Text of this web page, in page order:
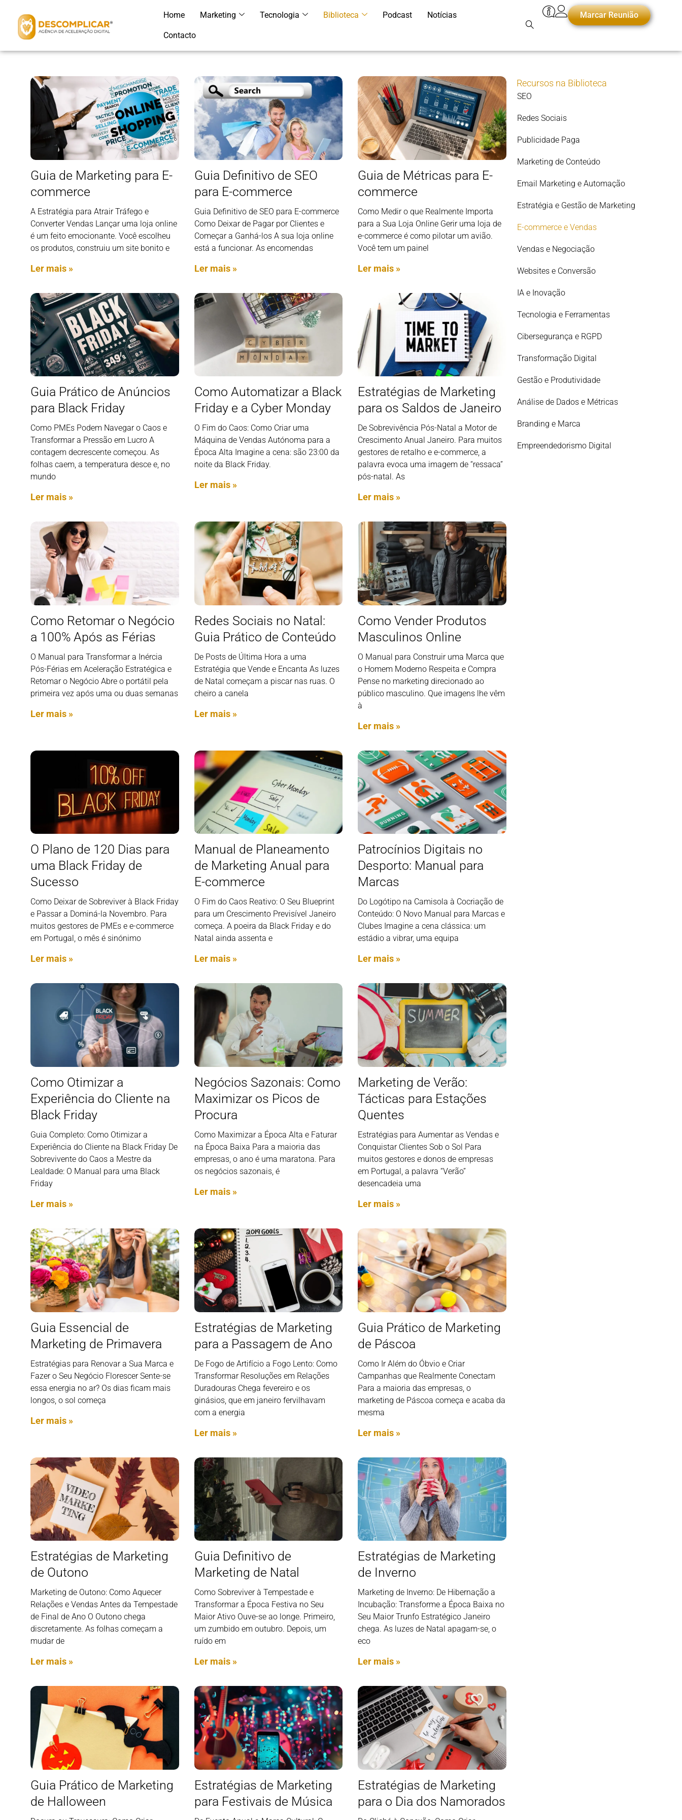
Home Marketing Tecnologia Biblioteca Podcast Notícias
Contacto
Marcar Reunião
Guia de Marketing para E-
commerce
A Estratégia para Atrair Tráfego e
Converter Vendas Lançar uma loja online
é um feito emocionante. Você escolheu
os produtos, construiu um site bonito e
Ler mais »
Guia Definitivo de SEO
para E-commerce
Guia Definitivo de SEO para E-commerce
Como Deixar de Pagar por Clientes e
Começar a Ganhá-los A sua loja online
está a funcionar. As encomendas
Ler mais »
Guia de Métricas para E-
commerce
Como Medir o que Realmente Importa
para a Sua Loja Online Gerir uma loja de
e-commerce é como pilotar um avião.
Você tem um painel
Ler mais »
Guia Prático de Anúncios
para Black Friday
Como PMEs Podem Navegar o Caos e
Transformar a Pressão em Lucro A
contagem decrescente começou. As
folhas caem, a temperatura desce e, no
mundo
Ler mais »
Como Automatizar a Black
Friday e a Cyber Monday
O Fim do Caos: Como Criar uma
Máquina de Vendas Autónoma para a
Época Alta Imagine a cena: são 23:00 da
noite da Black Friday.
Ler mais »
Estratégias de Marketing
para os Saldos de Janeiro
De Sobrevivência Pós-Natal a Motor de
Crescimento Anual Janeiro. Para muitos
gestores de retalho e e-commerce, a
palavra evoca uma imagem de “ressaca”
pós-natal. As
Ler mais »
Como Retomar o Negócio
a 100% Após as Férias
O Manual para Transformar a Inércia
Pós-Férias em Aceleração Estratégica e
Retomar o Negócio Abre o portátil pela
primeira vez após uma ou duas semanas
Ler mais »
Redes Sociais no Natal:
Guia Prático de Conteúdo
De Posts de Última Hora a uma
Estratégia que Vende e Encanta As luzes
de Natal começam a piscar nas ruas. O
cheiro a canela
Ler mais »
Como Vender Produtos
Masculinos Online
O Manual para Construir uma Marca que
o Homem Moderno Respeita e Compra
Pense no marketing direcionado ao
público masculino. Que imagens lhe vêm
à
Ler mais »
O Plano de 120 Dias para
uma Black Friday de
Sucesso
Como Deixar de Sobreviver à Black Friday
e Passar a Dominá-la Novembro. Para
muitos gestores de PMEs e e-commerce
em Portugal, o mês é sinónimo
Ler mais »
Manual de Planeamento
de Marketing Anual para
E-commerce
O Fim do Caos Reativo: O Seu Blueprint
para um Crescimento Previsível Janeiro
começa. A poeira da Black Friday e do
Natal ainda assenta e
Ler mais »
Patrocínios Digitais no
Desporto: Manual para
Marcas
Do Logótipo na Camisola à Cocriação de
Conteúdo: O Novo Manual para Marcas e
Clubes Imagine a cena clássica: um
estádio a vibrar, uma equipa
Ler mais »
Como Otimizar a
Experiência do Cliente na
Black Friday
Guia Completo: Como Otimizar a
Experiência do Cliente na Black Friday De
Sobrevivente do Caos a Mestre da
Lealdade: O Manual para uma Black
Friday
Ler mais »
Negócios Sazonais: Como
Maximizar os Picos de
Procura
Como Maximizar a Época Alta e Faturar
na Época Baixa Para a maioria das
empresas, o ano é uma maratona. Para
os negócios sazonais, é
Ler mais »
Marketing de Verão:
Tácticas para Estações
Quentes
Estratégias para Aumentar as Vendas e
Conquistar Clientes Sob o Sol Para
muitos gestores e donos de empresas
em Portugal, a palavra “Verão”
desencadeia uma
Ler mais »
Guia Essencial de
Marketing de Primavera
Estratégias para Renovar a Sua Marca e
Fazer o Seu Negócio Florescer Sente-se
essa energia no ar? Os dias ficam mais
longos, o sol começa
Ler mais »
Estratégias de Marketing
para a Passagem de Ano
De Fogo de Artifício a Fogo Lento: Como
Transformar Resoluções em Relações
Duradouras Chega fevereiro e os
ginásios, que em janeiro fervilhavam
com a energia
Ler mais »
Guia Prático de Marketing
de Páscoa
Como Ir Além do Óbvio e Criar
Campanhas que Realmente Conectam
Para a maioria das empresas, o
marketing de Páscoa começa e acaba da
mesma
Ler mais »
Estratégias de Marketing
de Outono
Marketing de Outono: Como Aquecer
Relações e Vendas Antes da Tempestade
de Final de Ano O Outono chega
discretamente. As folhas começam a
mudar de
Ler mais »
Guia Definitivo de
Marketing de Natal
Como Sobreviver à Tempestade e
Transformar a Época Festiva no Seu
Maior Ativo Ouve-se ao longe. Primeiro,
um zumbido em outubro. Depois, um
ruído em
Ler mais »
Estratégias de Marketing
de Inverno
Marketing de Inverno: De Hibernação a
Incubação: Transforme a Época Baixa no
Seu Maior Trunfo Estratégico Janeiro
chega. As luzes de Natal apagam-se, o
eco
Ler mais »
Guia Prático de Marketing
de Halloween
Estratégias de Marketing
para Festivais de Música
Estratégias de Marketing
para o Dia dos Namorados
Recursos na Biblioteca
SEO
Redes Sociais
Publicidade Paga
Marketing de Conteúdo
Email Marketing e Automação
Estratégia e Gestão de Marketing
E-commerce e Vendas
Vendas e Negociação
Websites e Conversão
IA e Inovação
Tecnologia e Ferramentas
Cibersegurança e RGPD
Transformação Digital
Gestão e Produtividade
Análise de Dados e Métricas
Branding e Marca
Empreendedorismo Digital